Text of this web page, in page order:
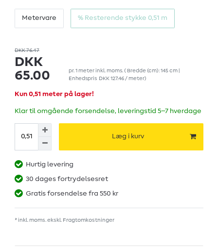
Metervare % Resterende stykke 0,51 m
DKK 76.47
DKK
65.00
pr.1 meterinkl. moms. ( Bredde (cm): 145 cm |
Enhedspris DKK 127.46 / meter)
Kun 0,51 meter på lager!
Klar til omgående forsendelse, leveringstid 5–7 hverdage
Læg i kurv
Hurtig levering
30 dages fortrydelsesret
Gratis forsendelse fra 550 kr
* inkl. moms. ekskl. Fragtomkostninger